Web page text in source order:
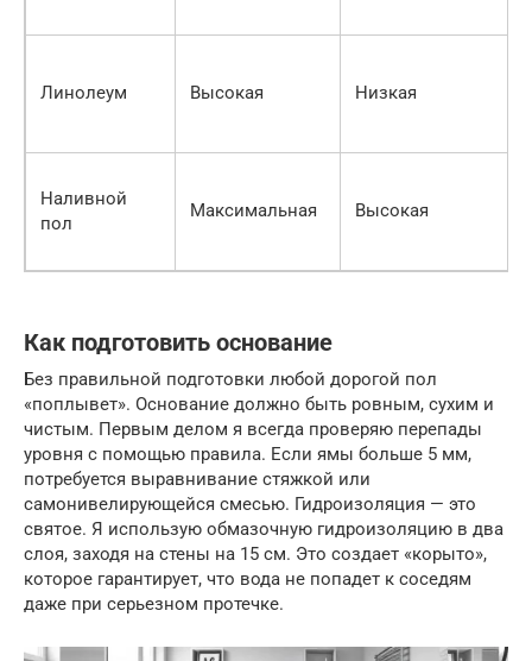
Линолеум Высокая Низкая
Наливной
пол
Максимальная Высокая
Как подготовить основание
Без правильной подготовки любой дорогой пол
«поплывет». Основание должно быть ровным, сухим и
чистым. Первым делом я всегда проверяю перепады
уровня с помощью правила. Если ямы больше 5 мм,
потребуется выравнивание стяжкой или
самонивелирующейся смесью. Гидроизоляция — это
святое. Я использую обмазочную гидроизоляцию в два
слоя, заходя на стены на 15 см. Это создает «корыто»,
которое гарантирует, что вода не попадет к соседям
даже при серьезном протечке.